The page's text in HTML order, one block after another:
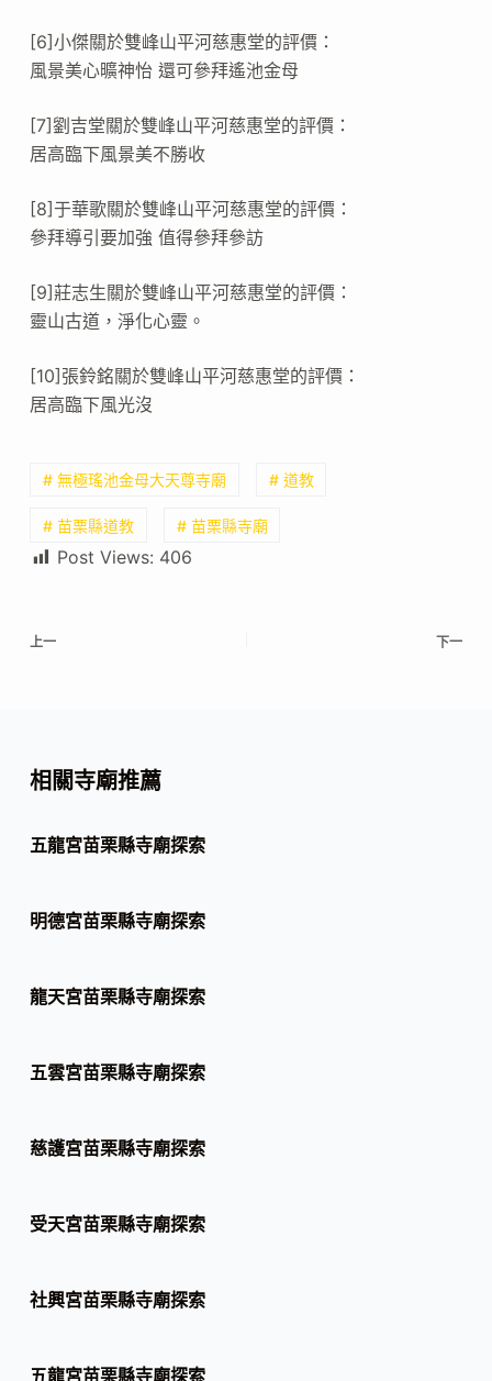
[6]小傑關於雙峰山平河慈惠堂的評價：
風景美心曠神怡 還可參拜遙池金母
[7]劉吉堂關於雙峰山平河慈惠堂的評價：
居高臨下風景美不勝收
[8]于華歌關於雙峰山平河慈惠堂的評價：
參拜導引要加強 值得參拜參訪
[9]莊志生關於雙峰山平河慈惠堂的評價：
靈山古道，淨化心靈。
[10]張鈴銘關於雙峰山平河慈惠堂的評價：
居高臨下風光沒
# 無極瑤池金母大天尊寺廟 # 道教
# 苗栗縣道教 # 苗栗縣寺廟
Post Views: 406
上一 下一
相關寺廟推薦
五龍宮苗栗縣寺廟探索
明德宮苗栗縣寺廟探索
龍天宮苗栗縣寺廟探索
五雲宮苗栗縣寺廟探索
慈護宮苗栗縣寺廟探索
受天宮苗栗縣寺廟探索
社興宮苗栗縣寺廟探索
五龍宮苗栗縣寺廟探索